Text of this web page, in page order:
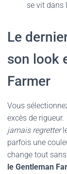
se vit dans
Le
son look
Farmer
Vous
excès de rigueur.
jamais regretter
parfois une
change tout
le Gentleman